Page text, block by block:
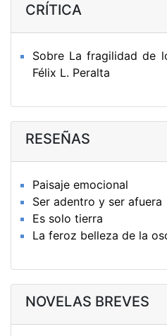
CRÍTICA
Sobre La fragilidad de
Félix L. Peralta
RESEÑAS
Paisaje emocional
Ser adentro y ser afuera
Es solo tierra
La feroz belleza de la
NOVELAS BREVES